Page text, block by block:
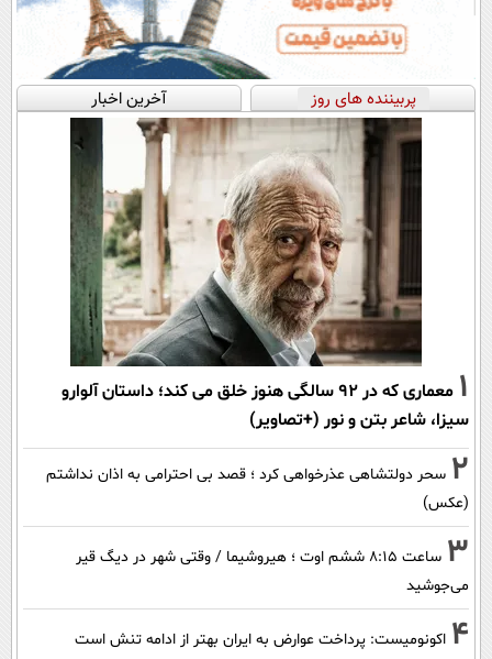
پربیننده های روز آخرین اخبار
1
معماری که در 92 سالگی هنوز خلق می کند؛ داستان آلوارو
سیزا، شاعر بتن و نور (+تصاویر)
2 سحر دولتشاهی عذرخواهی کرد ؛ قصد بی احترامی به اذان نداشتم
(عکس)
3
ساعت ۸:۱۵ ششم اوت ؛ هیروشیما / وقتی شهر در دیگ قیر
می‌جوشید
4 اکونومیست: پرداخت عوارض به ایران بهتر از ادامه تنش است